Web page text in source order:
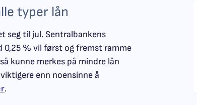
typer lån
seg til jul. Sentralbankens
0,25 % vil først og fremst ramme
kunne merkes på mindre lån
enn noensinne å
.